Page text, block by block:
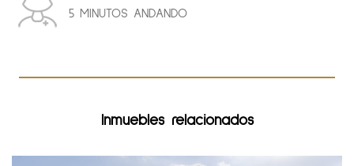
5 MINUTOS ANDANDO
Inmuebles relacionados